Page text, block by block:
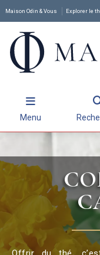
Maison Odin & Vous Explorer le
Menu